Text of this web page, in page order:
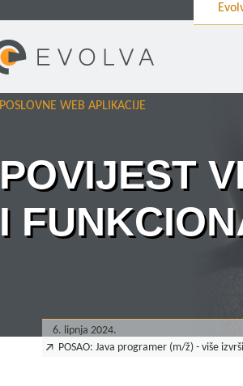
POSLOVNE WEB APLIKACIJE
POVIJEST
I
6. lipnja 2024.
POSAO: Java programer (m/ž) - više